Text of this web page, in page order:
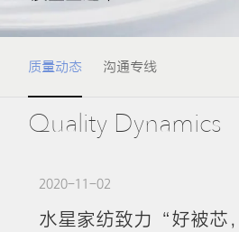
质量动态 沟通专线
Quality Dynamics
2020-11-02
水星家纺致力“好被芯